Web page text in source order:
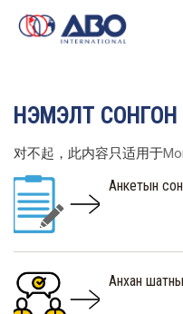
НЭМЭЛТ
对不起，此内容只适用于
Анкетын
Анхан